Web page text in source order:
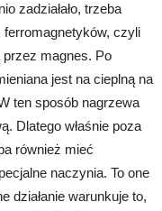
zadziałało, trzeba
czyli
przez magnes. Po
jest na cieplną na
ten sposób nagrzewa
Dlatego właśnie poza
również mieć
naczynia. To one
działanie warunkuje to,